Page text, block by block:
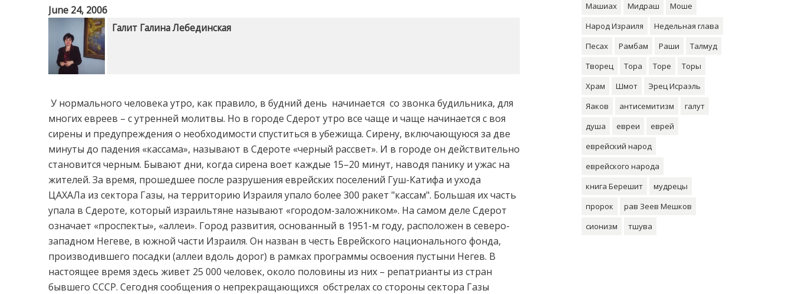
June 24, 2006
Галит Галина Лебединская
У нормального человека утро, как правило, в будний день начинается со звонка будильника, для
многих евреев – с утренней молитвы. Но в городе Сдерот утро все чаще и чаще начинается с воя
сирены и предупреждения о необходимости спуститься в убежища. Сирену, включающуюся за две
минуты до падения «кассама», называют в Сдероте «черный рассвет». И в городе он действительно
становится черным. Бывают дни, когда сирена воет каждые 15–20 минут, наводя панику и ужас на
жителей. За время, прошедшее после разрушения еврейских поселений Гуш-Катифа и ухода
ЦАХАЛа из сектора Газы, на территорию Израиля упало более 300 ракет "кассам". Большая их часть
упала в Сдероте, который израильтяне называют «городом-заложником». На самом деле Cдерот
означает «проспекты», «аллеи». Город развития, основанный в 1951-м году, расположен в северо-
западном Негеве, в южной части Израиля. Он назван в честь Еврейского национального фонда,
производившего посадки (аллеи вдоль дорог) в рамках программы освоения пустыни Негев. В
настоящее время здесь живет 25 000 человек, около половины из них – репатрианты из стран
бывшего СССР. Сегодня сообщения о непрекращающихся обстрелах со стороны сектора Газы
Машиах
Мидраш
Моше
Народ Израиля
Недельная глава
Песах
Рамбам Раши
Талмуд
Творец
Тора Торе
Торы
Храм
Шмот
Эрец Исраэль
Яаков
антисемитизм
галут
душа
евреи
еврей
еврейский народ
еврейского народа
книга Берешит
мудрецы
пророк
рав Зеев Мешков
сионизм
тшува